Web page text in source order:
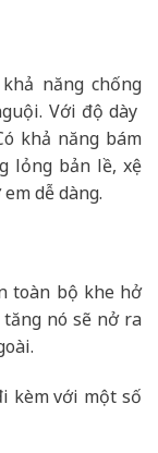
năng chống
Với độ dày
khả năng bám
lỏng bản lề, xệ
dễ dàng.
toàn bộ khe hở
nó sẽ nở ra
kèm với một số